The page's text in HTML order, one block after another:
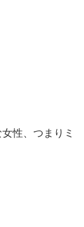
性、つまりミ